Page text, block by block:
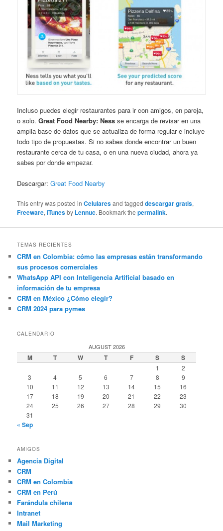
Incluso puedes elegir restaurantes para ir con amigos, en pareja,
o solo.Great Food Nearby: Ness se encarga de revisar en una
amplia base de datos que se actualiza de forma regular e incluye
todo tipo de propuestas. Si no sabes donde encontrar un buen
restaurante cerca de tu casa, o en una nueva ciudad, ahora ya
sabes por donde empezar.
Descargar:Great Food Nearby
This entry was posted inCelularesand taggeddescargar gratis,
Freeware,iTunesby Lennuc. Bookmark thepermalink.
TEMAS RECIENTES
CRM en Colombia: cómo las empresas están transformando
sus procesos comerciales
WhatsApp API con Inteligencia Artificial basado en
información de tu empresa
CRM en México ¿Cómo elegir?
CRM 2024 para pymes
CALENDARIO
AUGUST 2026
M T W T F S S
1
2
3
4 5 6 7 8
9
10
11 12 13 14 15
16
17
18 19 20 21 22
23
24
25 26 27 28 29
30
31
« Sep
AMIGOS
Agencia Digital
CRM
CRM en Colombia
CRM en Perú
Farándula chilena
Intranet
Mail Marketing